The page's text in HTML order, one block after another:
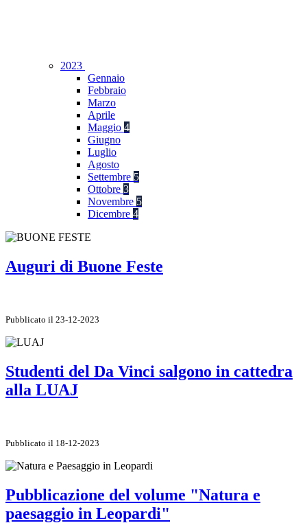
2023
Gennaio
Febbraio
Marzo
Aprile
Maggio 4
Giugno
Luglio
Agosto
Settembre 5
Ottobre 3
Novembre 5
Dicembre 4
Auguri di Buone Feste
Pubblicato il 23-12-2023
Studenti del Da Vinci salgono in cattedra
alla LUAJ
Pubblicato il 18-12-2023
Pubblicazione del volume "Natura e
paesaggio in Leopardi"